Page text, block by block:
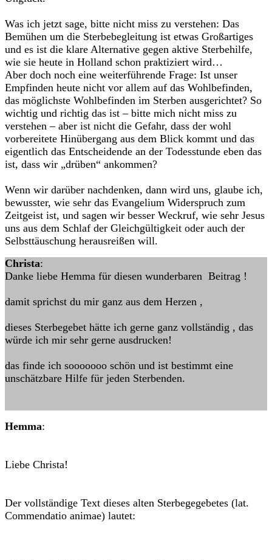
Was ich jetzt sage, bitte nicht miss zu verstehen: Das
Bemühen um die Sterbebegleitung ist etwas Großartiges
und es ist die klare Alternative gegen aktive Sterbehilfe,
wie sie heute in Holland schon praktiziert wird…
Aber doch noch eine weiterführende Frage: Ist unser
Empfinden heute nicht vor allem auf das Wohlbefinden,
das möglichste Wohlbefinden im Sterben ausgerichtet? So
wichtig und richtig das ist – bitte mich nicht miss zu
verstehen – aber ist nicht die Gefahr, dass der wohl
vorbereitete Hinübergang aus dem Blick kommt und das
eigentlich das Entscheidende an der Todesstunde eben das
ist, dass wir „drüben“ ankommen?
Wenn wir darüber nachdenken, dann wird uns, glaube ich,
bewusster, wie sehr das Evangelium Widerspruch zum
Zeitgeist ist, und sagen wir besser Weckruf, wie sehr Jesus
uns aus dem Schlaf der Gleichgültigkeit oder auch der
Selbsttäuschung herausreißen will.
Christa:
Danke liebe Hemma für diesen wunderbaren Beitrag !
damit sprichst du mir ganz aus dem Herzen ,
dieses Sterbegebet hätte ich gerne ganz vollständig , das
würde ich mir sehr gerne ausdrucken!
das finde ich sooooooo schön und ist bestimmt eine
unschätzbare Hilfe für jeden Sterbenden.
Hemma:
Liebe Christa!
Der vollständige Text dieses alten Sterbegegebetes (lat.
Commendatio animae) lautet: